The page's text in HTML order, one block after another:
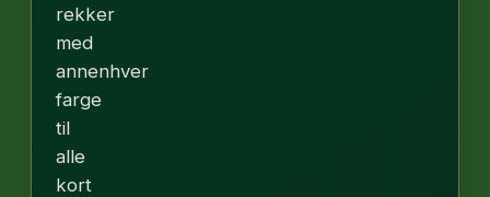
rekker
med
annenhver
farge
til
alle
kort